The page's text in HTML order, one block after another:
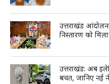
उत्तराखंड
निस्तारण को
उत्तराखंड: अब
बचत, जानिए नई